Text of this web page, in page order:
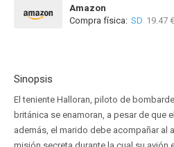
Amazon
Compra física: SD 19.47 €
Sinopsis
El teniente Halloran, piloto de
británica se enamoran, a pesar de que
además, el marido debe acompañar al